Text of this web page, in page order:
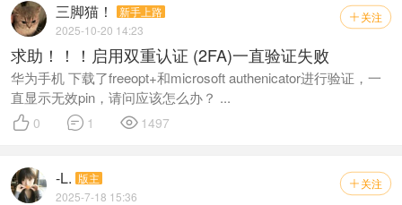
 关注
三脚猫！
新手上路
2025-10-20 14:23
求助！！！启用双重认证 (2FA)一直验证失败
华为手机 下载了freeopt+和microsoft authenicator进行验证，一
直显示无效pin，请问应该怎么办？ ...
 0  1  1497
 关注
-L. 版主
2025-7-18 15:36